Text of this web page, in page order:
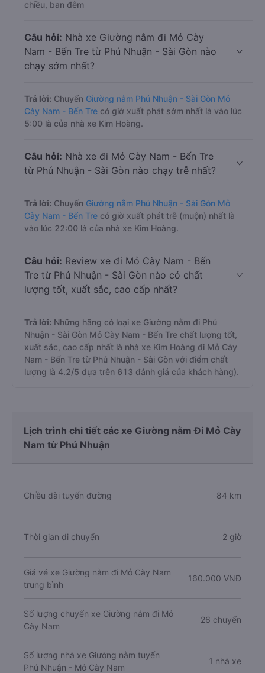
chiều, ban đêm
Câu hỏi: Nhà xe Giường nằm đi Mỏ Cày
Nam - Bến Tre từ Phú Nhuận - Sài Gòn nào
chạy sớm nhất?
Trả lời: Chuyến Giường nằm Phú Nhuận - Sài Gòn Mỏ
Cày Nam - Bến Tre có giờ xuất phát sớm nhất là vào lúc
5:00 là của nhà xe Kim Hoàng.
Câu hỏi: Nhà xe đi Mỏ Cày Nam - Bến Tre
từ Phú Nhuận - Sài Gòn nào chạy trễ nhất?
Trả lời: Chuyến Giường nằm Phú Nhuận - Sài Gòn Mỏ
Cày Nam - Bến Tre có giờ xuất phát trễ (muộn) nhất là
vào lúc 22:00 là của nhà xe Kim Hoàng.
Câu hỏi: Review xe đi Mỏ Cày Nam - Bến
Tre từ Phú Nhuận - Sài Gòn nào có chất
lượng tốt, xuất sắc, cao cấp nhất?
Trả lời: Những hãng có loại xe Giường nằm đi Phú
Nhuận - Sài Gòn Mỏ Cày Nam - Bến Tre chất lượng tốt,
xuất sắc, cao cấp nhất là nhà xe Kim Hoàng đi Mỏ Cày
Nam - Bến Tre từ Phú Nhuận - Sài Gòn với điểm chất
lượng là 4.2/5 dựa trên 613 đánh giá của khách hàng).
Lịch trình chi tiết các xe Giường nằm Đi Mỏ Cày
Nam từ Phú Nhuận
Chiều dài tuyến đường 84 km
Thời gian di chuyển 2 giờ
Giá vé xe Giường nằm đi Mỏ Cày Nam
trung bình
160.000 VNĐ
Số lượng chuyến xe Giường nằm đi Mỏ
Cày Nam
26 chuyến
Số lượng nhà xe Giường nằm tuyến
Phú Nhuận - Mỏ Cày Nam
1 nhà xe